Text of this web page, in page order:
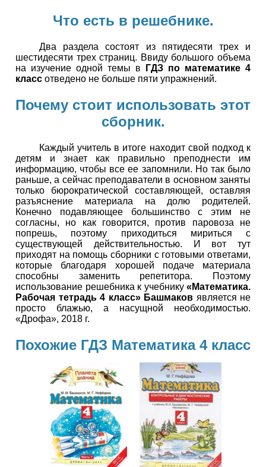
Что есть в решебнике.
Два раздела состоят из пятидесяти трех и
шестидесяти трех страниц. Ввиду большого объема
на изучение одной темы в
ГДЗ по математике 4
класс отведено не больше пяти упражнений.
Почему стоит использовать этот
сборник.
Каждый учитель в итоге находит свой подход к
детям и знает как правильно преподнести им
информацию, чтобы все ее запомнили. Но так было
раньше, а сейчас преподаватели в основном заняты
только бюрократической составляющей, оставляя
разъяснение материала на долю родителей.
Конечно подавляющее большинство с этим не
согласны, но как говорится, против паровоза не
попрешь, поэтому приходиться мириться с
существующей действительностью. И вот тут
приходят на помощь сборники с готовыми ответами,
которые благодаря хорошей подаче материала
способны заменить репетитора. Поэтому
использование решебника к учебнику «Математика.
Рабочая тетрадь 4 класс» Башмаков является не
просто блажью, а насущной необходимостью.
«Дрофа», 2018 г.
Похожие ГДЗ Математика 4 класс
Математика
4 класс
Математика
4 класс